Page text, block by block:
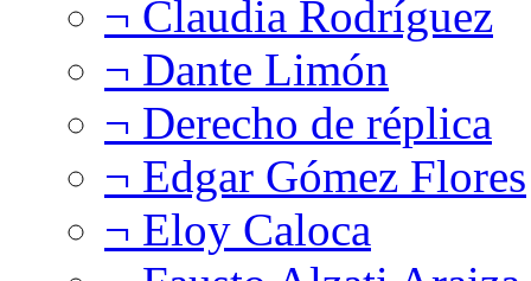
¬ Claudia Rodríguez
¬ Dante Limón
¬ Derecho de réplica
¬ Edgar Gómez Flores
¬ Eloy Caloca